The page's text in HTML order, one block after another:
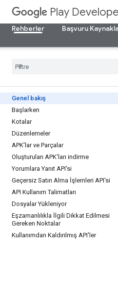
Play
Rehberler
Başvuru
Genel bakış
Başlarken
Kotalar
Düzenlemeler
APK'lar ve Parçalar
Oluşturulan APK'ları indirme
Yorumlara Yanıt API'si
Geçersiz Satın Alma İşlemleri API'si
API Kullanım Talimatları
Dosyalar Yükleniyor
Eşzamanlılıkla İlgili Dikkat Edilmesi
Gereken Noktalar
Kullanımdan Kaldırılmış API'ler